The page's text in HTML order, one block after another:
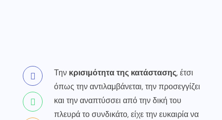
Την κρισιμότητα της κατάστασης, έτσι
όπως την αντιλαμβάνεται, την προσεγγίζει
και την αναπτύσσει από την δική του
πλευρά το συνδικάτο, είχε την ευκαιρία να